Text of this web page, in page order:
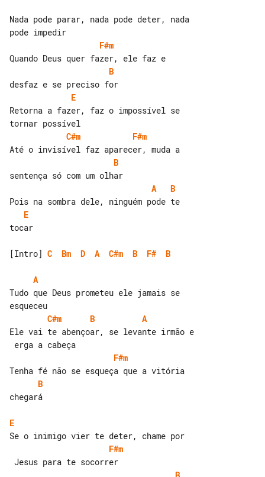
Nada pode parar, nada pode deter, nada
F#m
B
E
Retorna a fazer, faz o impossível se
C#m
F#m
B
A
B
E
tocar
[Intro] C Bm D A C#m B F# B
A
Tudo que Deus prometeu ele jamais se
C#m
B
A
Ele vai te abençoar, se levante irmão e
F#m
B
chegará
E
F#m